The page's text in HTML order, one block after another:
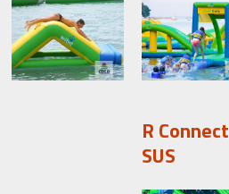
R Connect
SUS